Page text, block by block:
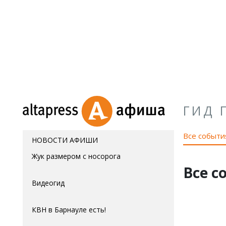
ГИД
НОВОСТИ АФИШИ Все
Жук размером с носорога
Видеогид
КВН в Барнауле есть!
Все